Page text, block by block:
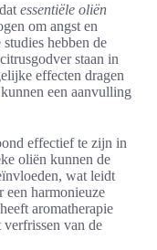
essentiële oliën
om angst en
hebben de
staan in
effecten dragen
een aanvulling
effectief te zijn in
oliën kunnen de
wat leidt
harmonieuze
aromatherapie
verfrissen van de